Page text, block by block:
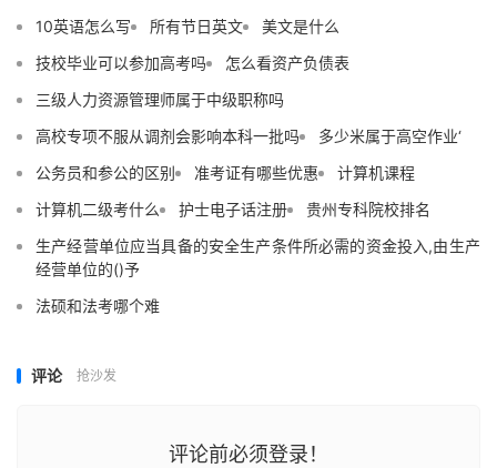
10英语怎么写 所有节日英文
美文是什么
技校毕业可以参加高考吗
怎么看资产负债表
三级人力资源管理师属于中级职称吗
高校专项不服从调剂会影响本科一批吗
多少米属于高空作业‘
公务员和参公的区别
准考证有哪些优惠
计算机课程
计算机二级考什么
护士电子话注册
贵州专科院校排名
生产经营单位应当具备的安全生产条件所必需的资金投入,由生产
经营单位的()予
法硕和法考哪个难
评论 抢沙发
评论前必须登录！